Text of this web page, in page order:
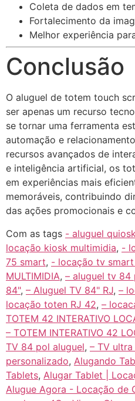
Coleta de dados em
Fortalecimento da
Melhor experiência
Conclusão
O aluguel de totem touch
ser apenas um recurso
se tornar uma ferramenta
automação e
recursos avançados de
e inteligência artificial, os
em experiências mais
memoráveis, contribuindo
das ações promocionais e
Com as tags - aluguel
locação kiosk multimidia, -
75 smart, - locação tv
MULTIMIDIA, – aluguel tv 84
84", – Aluguel TV 84" RJ, –
locação toten RJ 42, –
TOTEM 42 INTERATIVO
– TOTEM INTERATIVO 42
TV 84 pol aluguel, – TV
personalizado, Alugando
Tablets, Alugar Tablet |
Alugue Agora - Locação de